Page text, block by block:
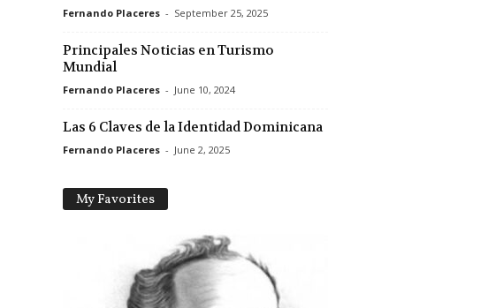
Fernando Placeres - September 25, 2025
Principales Noticias en Turismo
Mundial
Fernando Placeres - June 10, 2024
Las 6 Claves de la Identidad Dominicana
Fernando Placeres - June 2, 2025
My Favorites